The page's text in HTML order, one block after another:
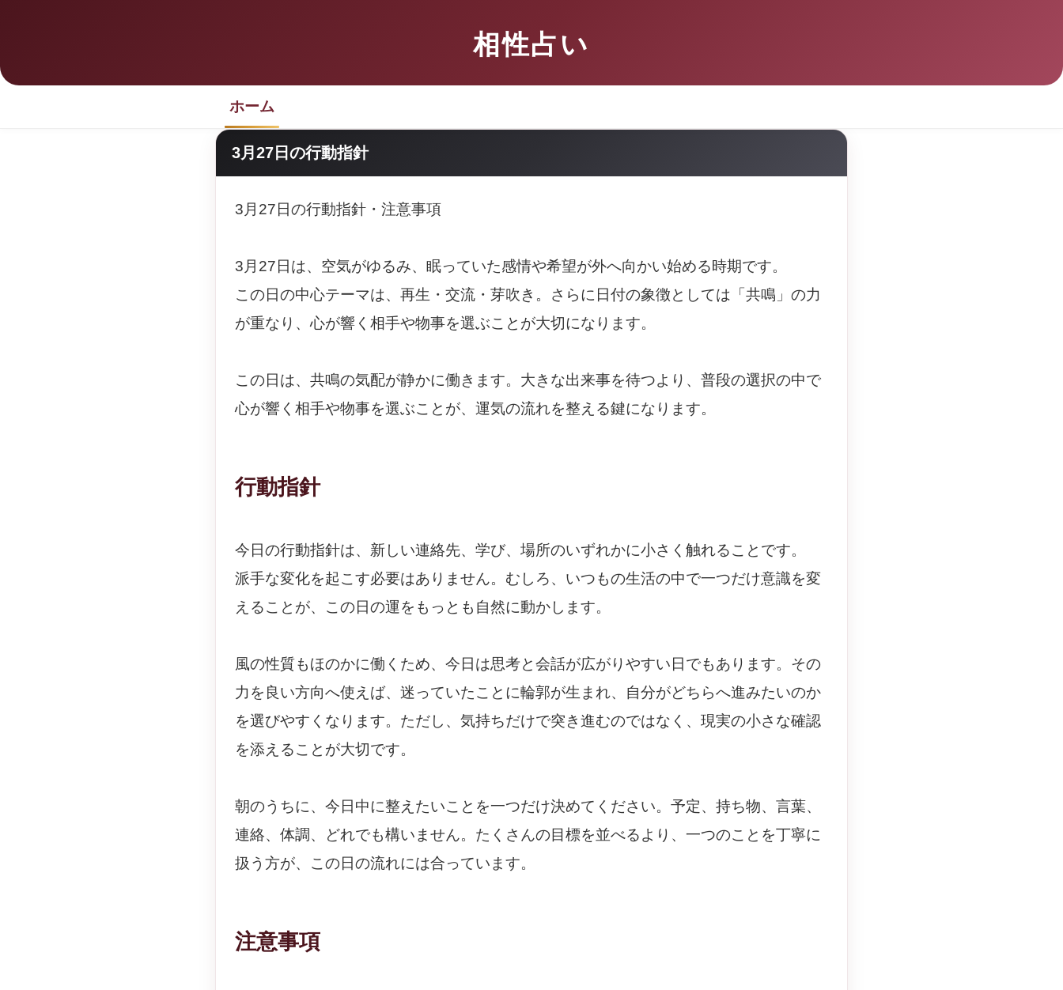
相性占い
ホーム
3月27日の行動指針
3月27日の行動指針・注意事項
3月27日は、空気がゆるみ、眠っていた感情や希望が外へ向かい始める時期です。
この日の中心テーマは、再生・交流・芽吹き。さらに日付の象徴としては「共鳴」の力
が重なり、心が響く相手や物事を選ぶことが大切になります。
この日は、共鳴の気配が静かに働きます。大きな出来事を待つより、普段の選択の中で
心が響く相手や物事を選ぶことが、運気の流れを整える鍵になります。
行動指針
今日の行動指針は、新しい連絡先、学び、場所のいずれかに小さく触れることです。
派手な変化を起こす必要はありません。むしろ、いつもの生活の中で一つだけ意識を変
えることが、この日の運をもっとも自然に動かします。
風の性質もほのかに働くため、今日は思考と会話が広がりやすい日でもあります。その
力を良い方向へ使えば、迷っていたことに輪郭が生まれ、自分がどちらへ進みたいのか
を選びやすくなります。ただし、気持ちだけで突き進むのではなく、現実の小さな確認
を添えることが大切です。
朝のうちに、今日中に整えたいことを一つだけ決めてください。予定、持ち物、言葉、
連絡、体調、どれでも構いません。たくさんの目標を並べるより、一つのことを丁寧に
扱う方が、この日の流れには合っています。
注意事項